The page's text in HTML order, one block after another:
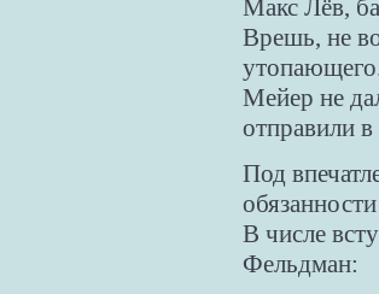
Макс Лёв,
Врешь, не
Мейер не
отправили
Под
В числе
Фельдман: